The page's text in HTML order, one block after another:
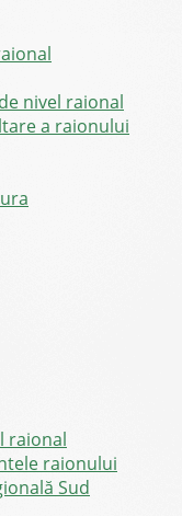
nivel raional
a raionului
raional
raionului
Sud